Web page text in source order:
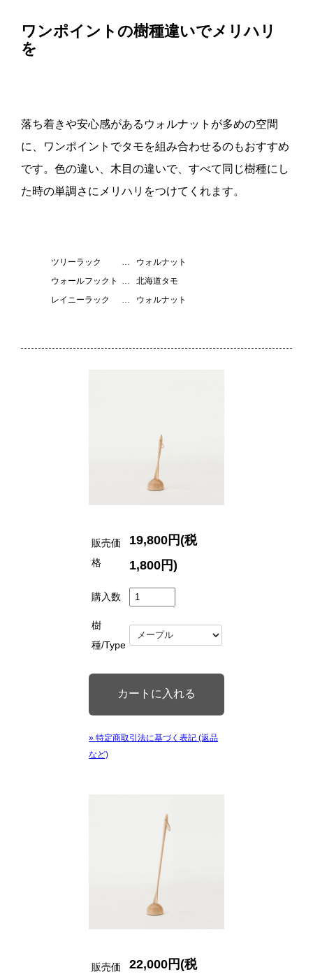
ワンポイントの樹種違いでメリハリ
を
落ち着きや安心感があるウォルナットが多めの空間
に、ワンポイントでタモを組み合わせるのもおすすめ
です。色の違い、木目の違いで、すべて同じ樹種にし
た時の単調さにメリハリをつけてくれます。
ツリーラック ウォルナット
ウォールフックト 北海道タモ
レイニーラック ウォルナット
販売価
格
19,800円(税
1,800円)
購入数
樹
種/Type
» 特定商取引法に基づく表記 (返品
など)
販売価
22,000円(税